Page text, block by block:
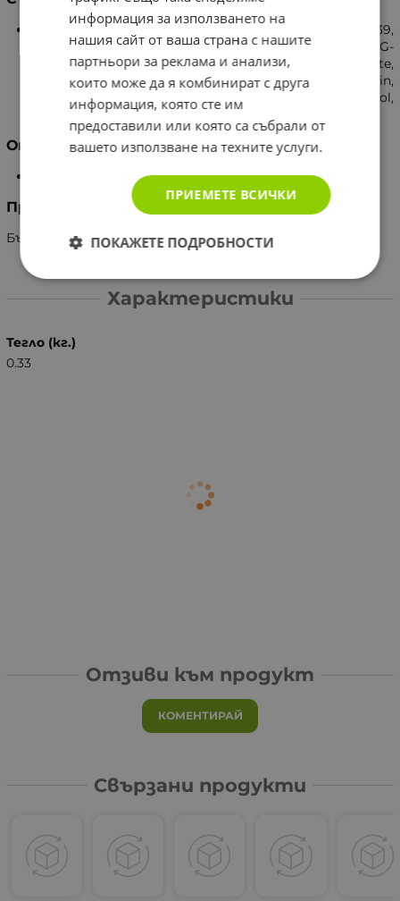
Aqua, Glycerin, Cetearyl Alcohol, Polyquaternium-39,
Cetrimonium Chloride, Aloe Barbadensis Leaf Juice, PEG-
7 Glyceryl Cocoate, C12-15 Alkyl Benzoate,
Phenoxyethanol, Panthenol, Parfum, Ethylhexylglycerin,
Citric Acid, Cl19140.Cl42090, Hexyl Cinnamal, Citronellol,
Eugenol, Linalool.
Опаковка
Производител
България, Бредис ООД
Характеристики
Тегло (кг.)
0.33
Отзиви към продукт
КОМЕНТИРАЙ
Свързани продукти
информация за използването на
нашия сайт от ваша страна с нашите
партньори за реклама и анализи,
които може да я комбинират с друга
информация, която сте им
предоставили или която са събрали от
вашето използване на техните услуги.
ПРИЕМЕТЕ ВСИЧКИ
ПОКАЖЕТЕ ПОДРОБНОСТИ